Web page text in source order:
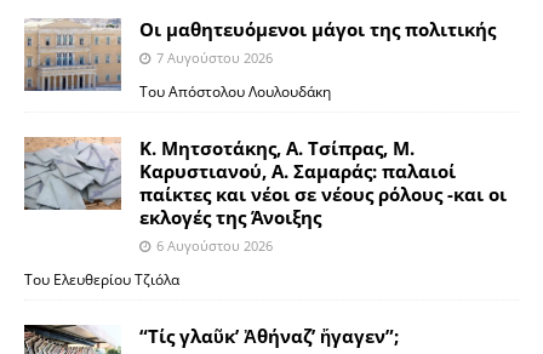
Οι μαθητευόμενοι μάγοι της πολιτικής
7 Αυγούστου 2026
Του Απόστολου Λουλουδάκη
Κ. Μητσοτάκης, Α. Τσίπρας, Μ.
Καρυστιανού, Α. Σαμαράς: παλαιοί
παίκτες και νέοι σε νέους ρόλους -και οι
εκλογές της Άνοιξης
6 Αυγούστου 2026
Του Ελευθερίου Τζιόλα
“Τίς γλαῦκ’ Ἀθήναζ’ ἤγαγεν”;